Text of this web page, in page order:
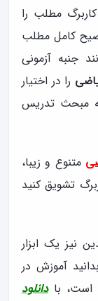
مطلب را
کامل مطلب
جنبه آزمونی
را در اختیار
مبحث تدریس
متنوع و زیبا،
تشویق کنید
نیز یک ابزار
آموزش در
است، بادانلود